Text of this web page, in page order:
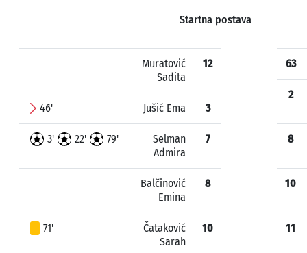
Startna postava
Muratović
Sadita
12
46' Jušić Ema 3
3' 22' 79'
Selman
Admira
7
Balčinović
Emina
8
71'
Čataković
Sarah
10
63
2
8
10
11